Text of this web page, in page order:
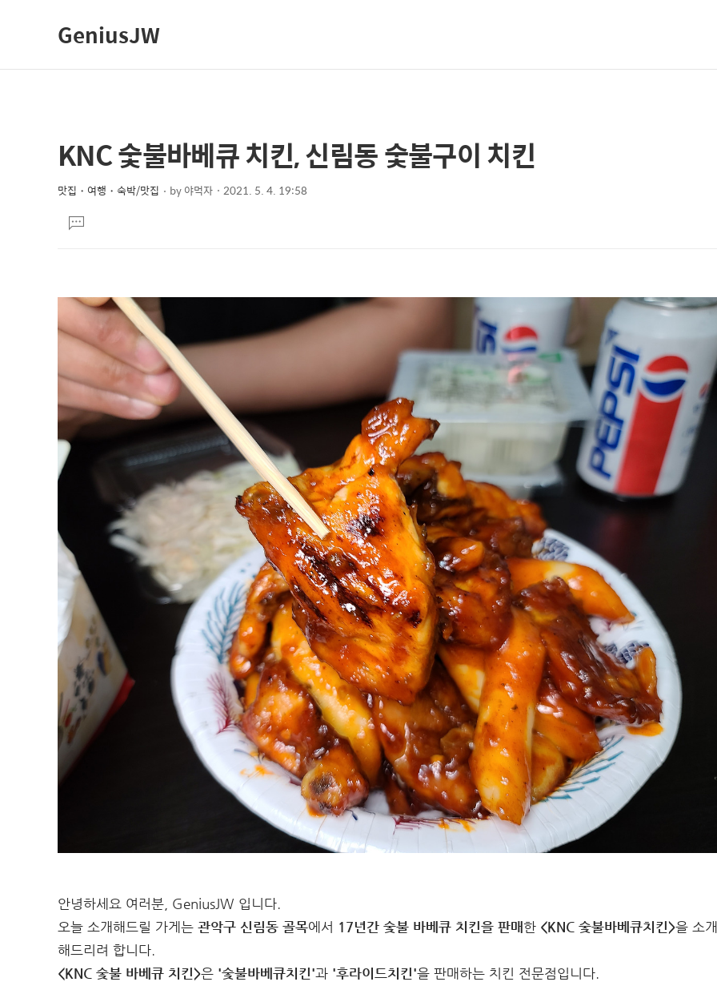
GeniusJW
상
세
컨
텐
본
문
제
KNC 숯불바베큐 치킨, 신림동 숯불구이 치킨
맛집・여행・숙박/맛집 by야먹자 2021. 5. 4. 19:58
문댓
글
안녕하세요 여러분, GeniusJW 입니다.
오늘 소개해드릴 가게는 관악구 신림동 골목에서 17년간 숯불 바베큐 치킨을 판매한 <KNC 숯불바베큐치킨>을 소개
해드리려 합니다.
<KNC 숯불 바베큐 치킨>은 '숯불바베큐치킨'과 '후라이드치킨'을 판매하는 치킨 전문점입니다.